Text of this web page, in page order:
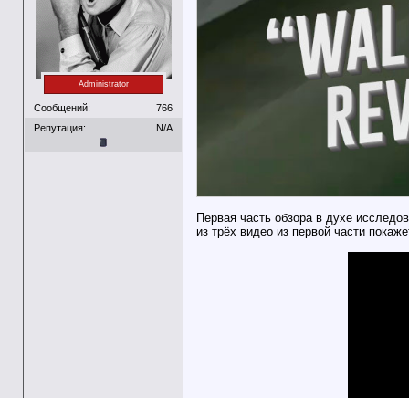
Administrator
Сообщений:
766
Репутация:
N/A
Первая часть обзора в духе
из трёх видео из первой части